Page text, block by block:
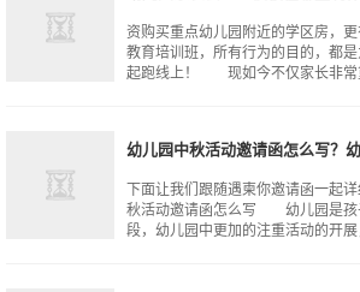
资购买重点幼儿园附近的学区房，
教育培训班，所有行为的目的，都
起跑线上！ 现如今不仅家长非常
幼儿园中秋活动邀请函怎么写？
下面让我们跟随遇柬你邀请函一
秋活动邀请函怎么写 幼儿园是孩
段，幼儿园中更加的注重活动的开展